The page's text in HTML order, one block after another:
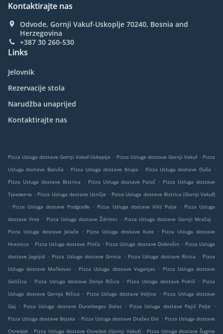
Kontaktirajte nas
Odvode, Gornji Vakuf-Uskoplje 70240, Bosnia and
Herzegovina
+387 30 260-530
Links
Jelovnik
Rezervacije stola
Narudžba unaprijed
Kontaktirajte nas
Pizza Usluga dostave Gornji Vakuf-Uskoplje . Pizza Usluga dostave Gornji Vakuf . Pizza
Usluga dostave Batuša . Pizza Usluga dostave Krupa . Pizza Usluga dostave Duša .
Pizza Usluga dostave Bistrica
. Pizza Usluga dostave Paloč . Pizza Usluga dostave
Трновача . Pizza Usluga dostave Uzričje . Pizza Usluga dostave Bistrica (Gornji Vakuf)
. Pizza Usluga dostave Podgrađe . Pizza Usluga dostave Vilić Polje . Pizza Usluga
dostave Vrse . Pizza Usluga dostave Ždrimci . Pizza Usluga dostave Gornji Mračaj .
Pizza Usluga dostave Jelače
. Pizza Usluga dostave Kute . Pizza Usluga dostave
Hrasnica . Pizza Usluga dostave Ploča . Pizza Usluga dostave Dobrošin . Pizza Usluga
dostave Jagnjid . Pizza Usluga dostave Grnica . Pizza Usluga dostave Ricica . Pizza
Usluga dostave Mačkovac . Pizza Usluga dostave Vaganjac . Pizza Usluga dostave
Galičica
. Pizza Usluga dostave Donja Ričica . Pizza Usluga dostave Pidriš . Pizza
Usluga dostave Gornja Ričica . Pizza Usluga dostave Voljice . Pizza Usluga dostave
Gaj
. Pizza Usluga dostave Duratbegov Dolac . Pizza Usluga dostave Pajić Polje
.
Pizza Usluga dostave Bojska . Pizza Usluga dostave Dražev Dol . Pizza Usluga dostave
Osredak . Pizza Usluga dostave Osredak (Gornji Vakuf) . Pizza Usluga dostave Šugine